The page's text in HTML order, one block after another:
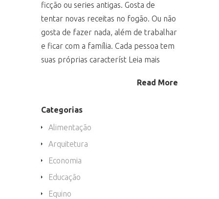
ficção ou series antigas. Gosta de
tentar novas receitas no fogão. Ou não
gosta de fazer nada, além de trabalhar
e ficar com a família. Cada pessoa tem
suas próprias característ Leia mais
Read More
Categorias
Alimentação
Arquitetura
Economia
Educação
Equino